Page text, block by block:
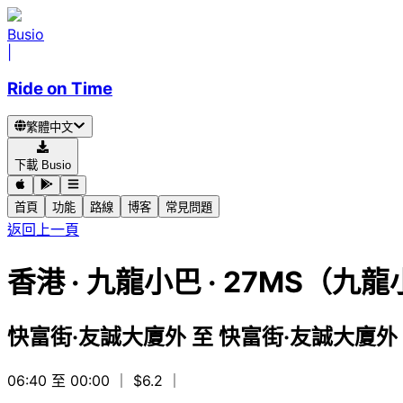
Busio
Ride on Time
繁體中文
下載 Busio
首頁 功能 路線 博客 常見問題
返回上一頁
香港· 九龍小巴 · 27MS（九龍
快富街·友誠大廈外 至 快富街·友誠大廈外
06:40 至 00:00 ｜ $6.2